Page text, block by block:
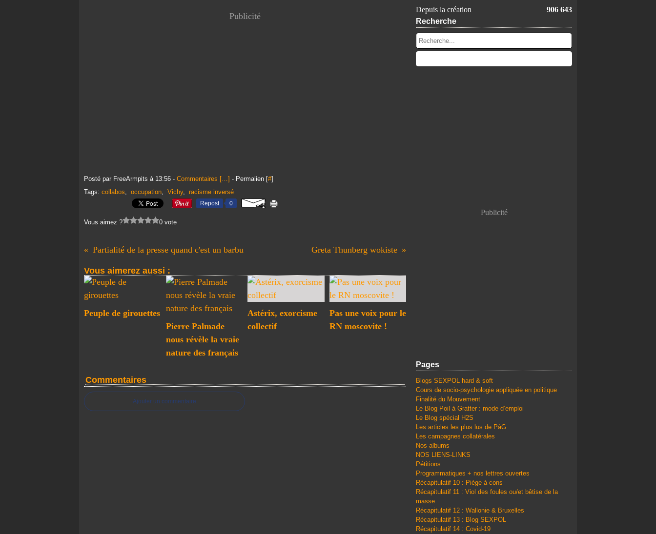
Publicité
Posté par FreeArmpits à 13:56 - Commentaires […] - Permalien [#]
Tags: collabos, occupation, Vichy, racisme inversé
Repost 0
Vous aimez ? 0 vote
Partialité de la presse quand c'est un barbu Greta Thunberg wokiste
Vous aimerez aussi :
Peuple de girouettes
Pierre Palmade
nous révèle la vraie
nature des français
Astérix, exorcisme
collectif
Pas une voix pour le
RN moscovite !
Commentaires
Ajouter un commentaire
Depuis la création
906 643
Recherche
Publicité
Pages
Blogs SEXPOL hard & soft
Cours de socio-psychologie appliquée en politique
Finalité du Mouvement
Le Blog Poil à Gratter : mode d’emploi
Le Blog spécial H2S
Les articles les plus lus de PàG
Les campagnes collatérales
Nos albums
NOS LIENS-LINKS
Pétitions
Programmatiques + nos lettres ouvertes
Récapitulatif 10 : Piège à cons
Récapitulatif 11 : Viol des foules ou/et bêtise de la
masse
Récapitulatif 12 : Wallonie & Bruxelles
Récapitulatif 13 : Blog SEXPOL
Récapitulatif 14 : Covid-19